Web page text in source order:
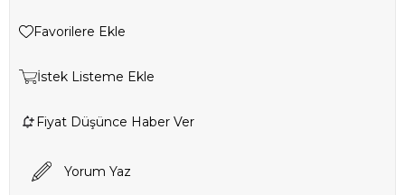
Favorilere Ekle
İstek Listeme Ekle
Fiyat Düşünce Haber Ver
Yorum Yaz